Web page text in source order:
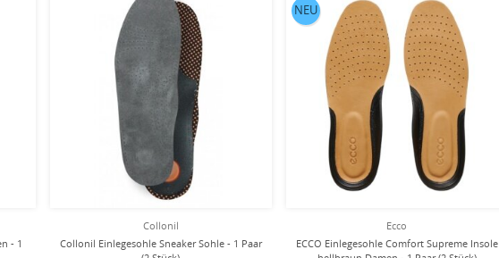
- 1
Collonil
Collonil Einlegesohle Sneaker Sohle - 1 Paar
Ecco
ECCO Einlegesohle Comfort Supreme Insole
NEU